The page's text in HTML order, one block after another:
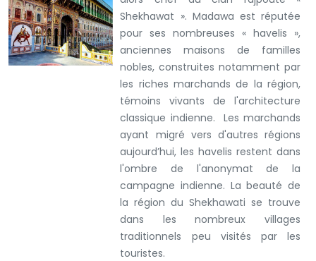
Shekhawat ». Madawa est réputée
pour ses nombreuses « havelis »,
anciennes maisons de familles
nobles, construites notamment par
les riches marchands de la région,
témoins vivants de l'architecture
classique indienne. Les marchands
ayant migré vers d'autres régions
aujourd’hui, les havelis restent dans
l'ombre de l'anonymat de la
campagne indienne. La beauté de
la région du Shekhawati se trouve
dans les nombreux villages
traditionnels peu visités par les
touristes.